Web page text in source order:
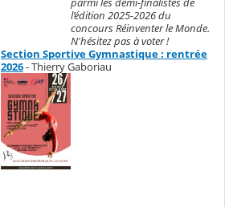
l’édition 2025-2026 du
concours Réinventer le Monde.
N'hésitez pas à voter !
Section Sportive Gymnastique : rentrée
2026- Thierry Gaboriau